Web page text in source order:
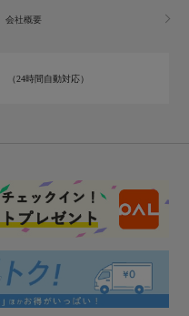
会社概要
（24時間自動対応）